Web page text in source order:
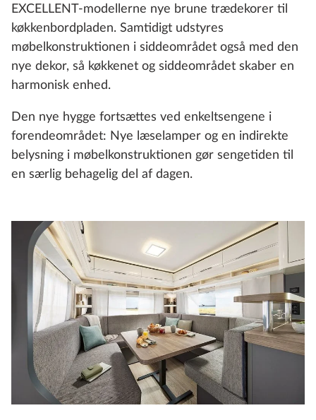
EXCELLENT-modellerne nye brune trædekorer til
køkkenbordpladen. Samtidigt udstyres
møbelkonstruktionen i siddeområdet også med den
nye dekor, så køkkenet og siddeområdet skaber en
harmonisk enhed.
Den nye hygge fortsættes ved enkeltsengene i
forendeområdet: Nye læselamper og en indirekte
belysning i møbelkonstruktionen gør sengetiden til
en særlig behagelig del af dagen.